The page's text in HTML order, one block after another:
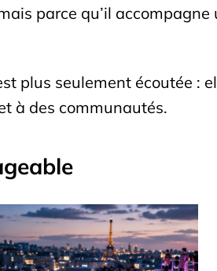
parce qu’il accompagne
plus seulement écoutée :
à des communautés.